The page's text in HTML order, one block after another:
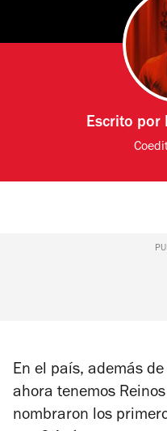
Escrito por
En el país, además
ahora tenemos
nombraron los